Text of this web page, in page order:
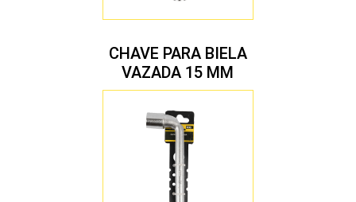
CHAVE PARA BIELA
VAZADA 15 MM